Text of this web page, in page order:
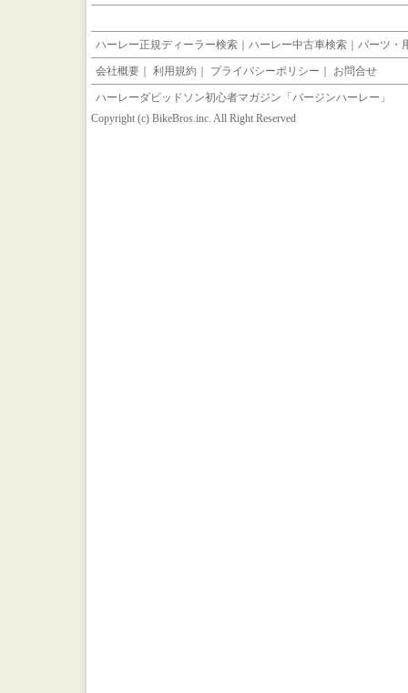
ハーレー正規ディーラー検索 ｜ ハーレー中古車検索 ｜ パーツ・
会社概要 ｜ 利用規約 ｜ プライバシーポリシー ｜ お問合せ
ハーレーダビッドソン初心者マガジン「バージンハーレー」
Copyright (c) BikeBros.inc. All Right Reserved